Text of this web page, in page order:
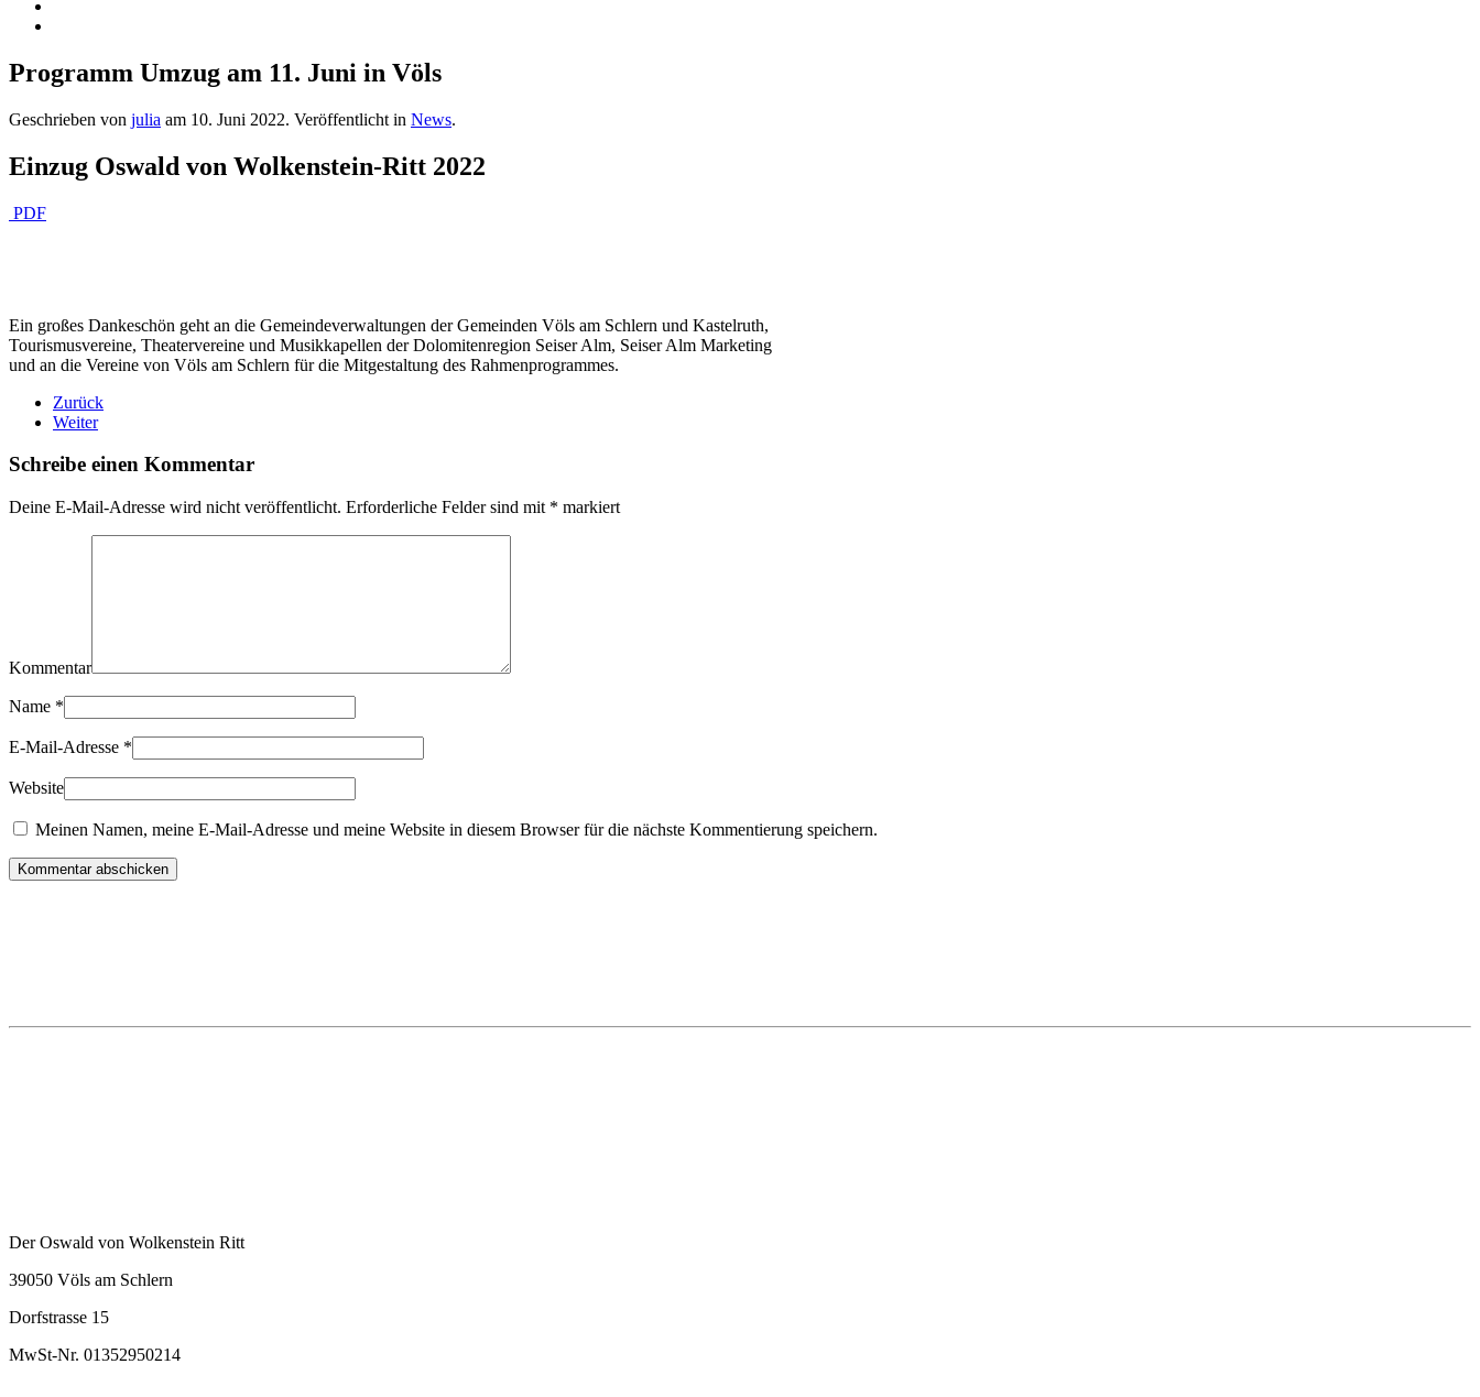
Programm Umzug am 11. Juni in Völs
Geschrieben von julia am 10. Juni 2022. Veröffentlicht in News.
Einzug Oswald von Wolkenstein-Ritt 2022
PDF
Ein großes Dankeschön geht an die Gemeindeverwaltungen der Gemeinden Völs am Schlern und Kastelruth,
Tourismusvereine, Theatervereine und Musikkapellen der Dolomitenregion Seiser Alm, Seiser Alm Marketing
und an die Vereine von Völs am Schlern für die Mitgestaltung des Rahmenprogrammes.
Zurück
Weiter
Schreibe einen Kommentar
Deine E-Mail-Adresse wird nicht veröffentlicht. Erforderliche Felder sind mit * markiert
Kommentar
Name *
E-Mail-Adresse *
Website
Meinen Namen, meine E-Mail-Adresse und meine Website in diesem Browser für die nächste Kommentierung speichern.
Kommentar abschicken
Der Oswald von Wolkenstein Ritt
39050 Völs am Schlern
Dorfstrasse 15
MwSt-Nr. 01352950214